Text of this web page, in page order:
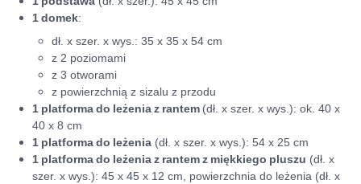
1 domek:
dł. x szer. x wys.: 35 x 35 x 54 cm
z 2 poziomami
z 3 otworami
z powierzchnią z sizalu z przodu
1 platforma do leżenia z rantem (dł. x szer. x wys.): ok. 40 x
40 x 8 cm
1 platforma do leżenia (dł. x szer. x wys.): 54 x 25 cm
1 platforma do leżenia z rantem z miękkiego pluszu (dł. x
szer. x wys.): 45 x 45 x 12 cm, powierzchnia do leżenia (dł. x